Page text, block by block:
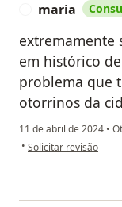
maria
extremamente
em histórico
problema que
otorrinos da
11 de abril de 2024 •
• na opinião do
Solicitar revisão